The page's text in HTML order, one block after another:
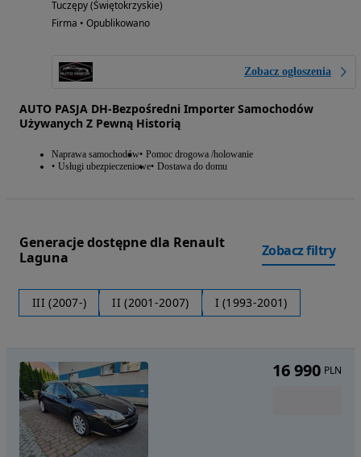
Tuczępy (Świętokrzyskie)
Firma • Opublikowano
Zobacz ogłoszenia
AUTO PASJA DH-Bezpośredni Importer Samochodów
Używanych Z Pewną Historią
Naprawa samochodów Pomoc drogowa /holowanie
Usługi ubezpieczeniowe Dostawa do domu
Generacje dostępne dla Renault
Laguna
Zobacz filtry
III (2007-) II (2001-2007) I (1993-2001)
16 990 PLN